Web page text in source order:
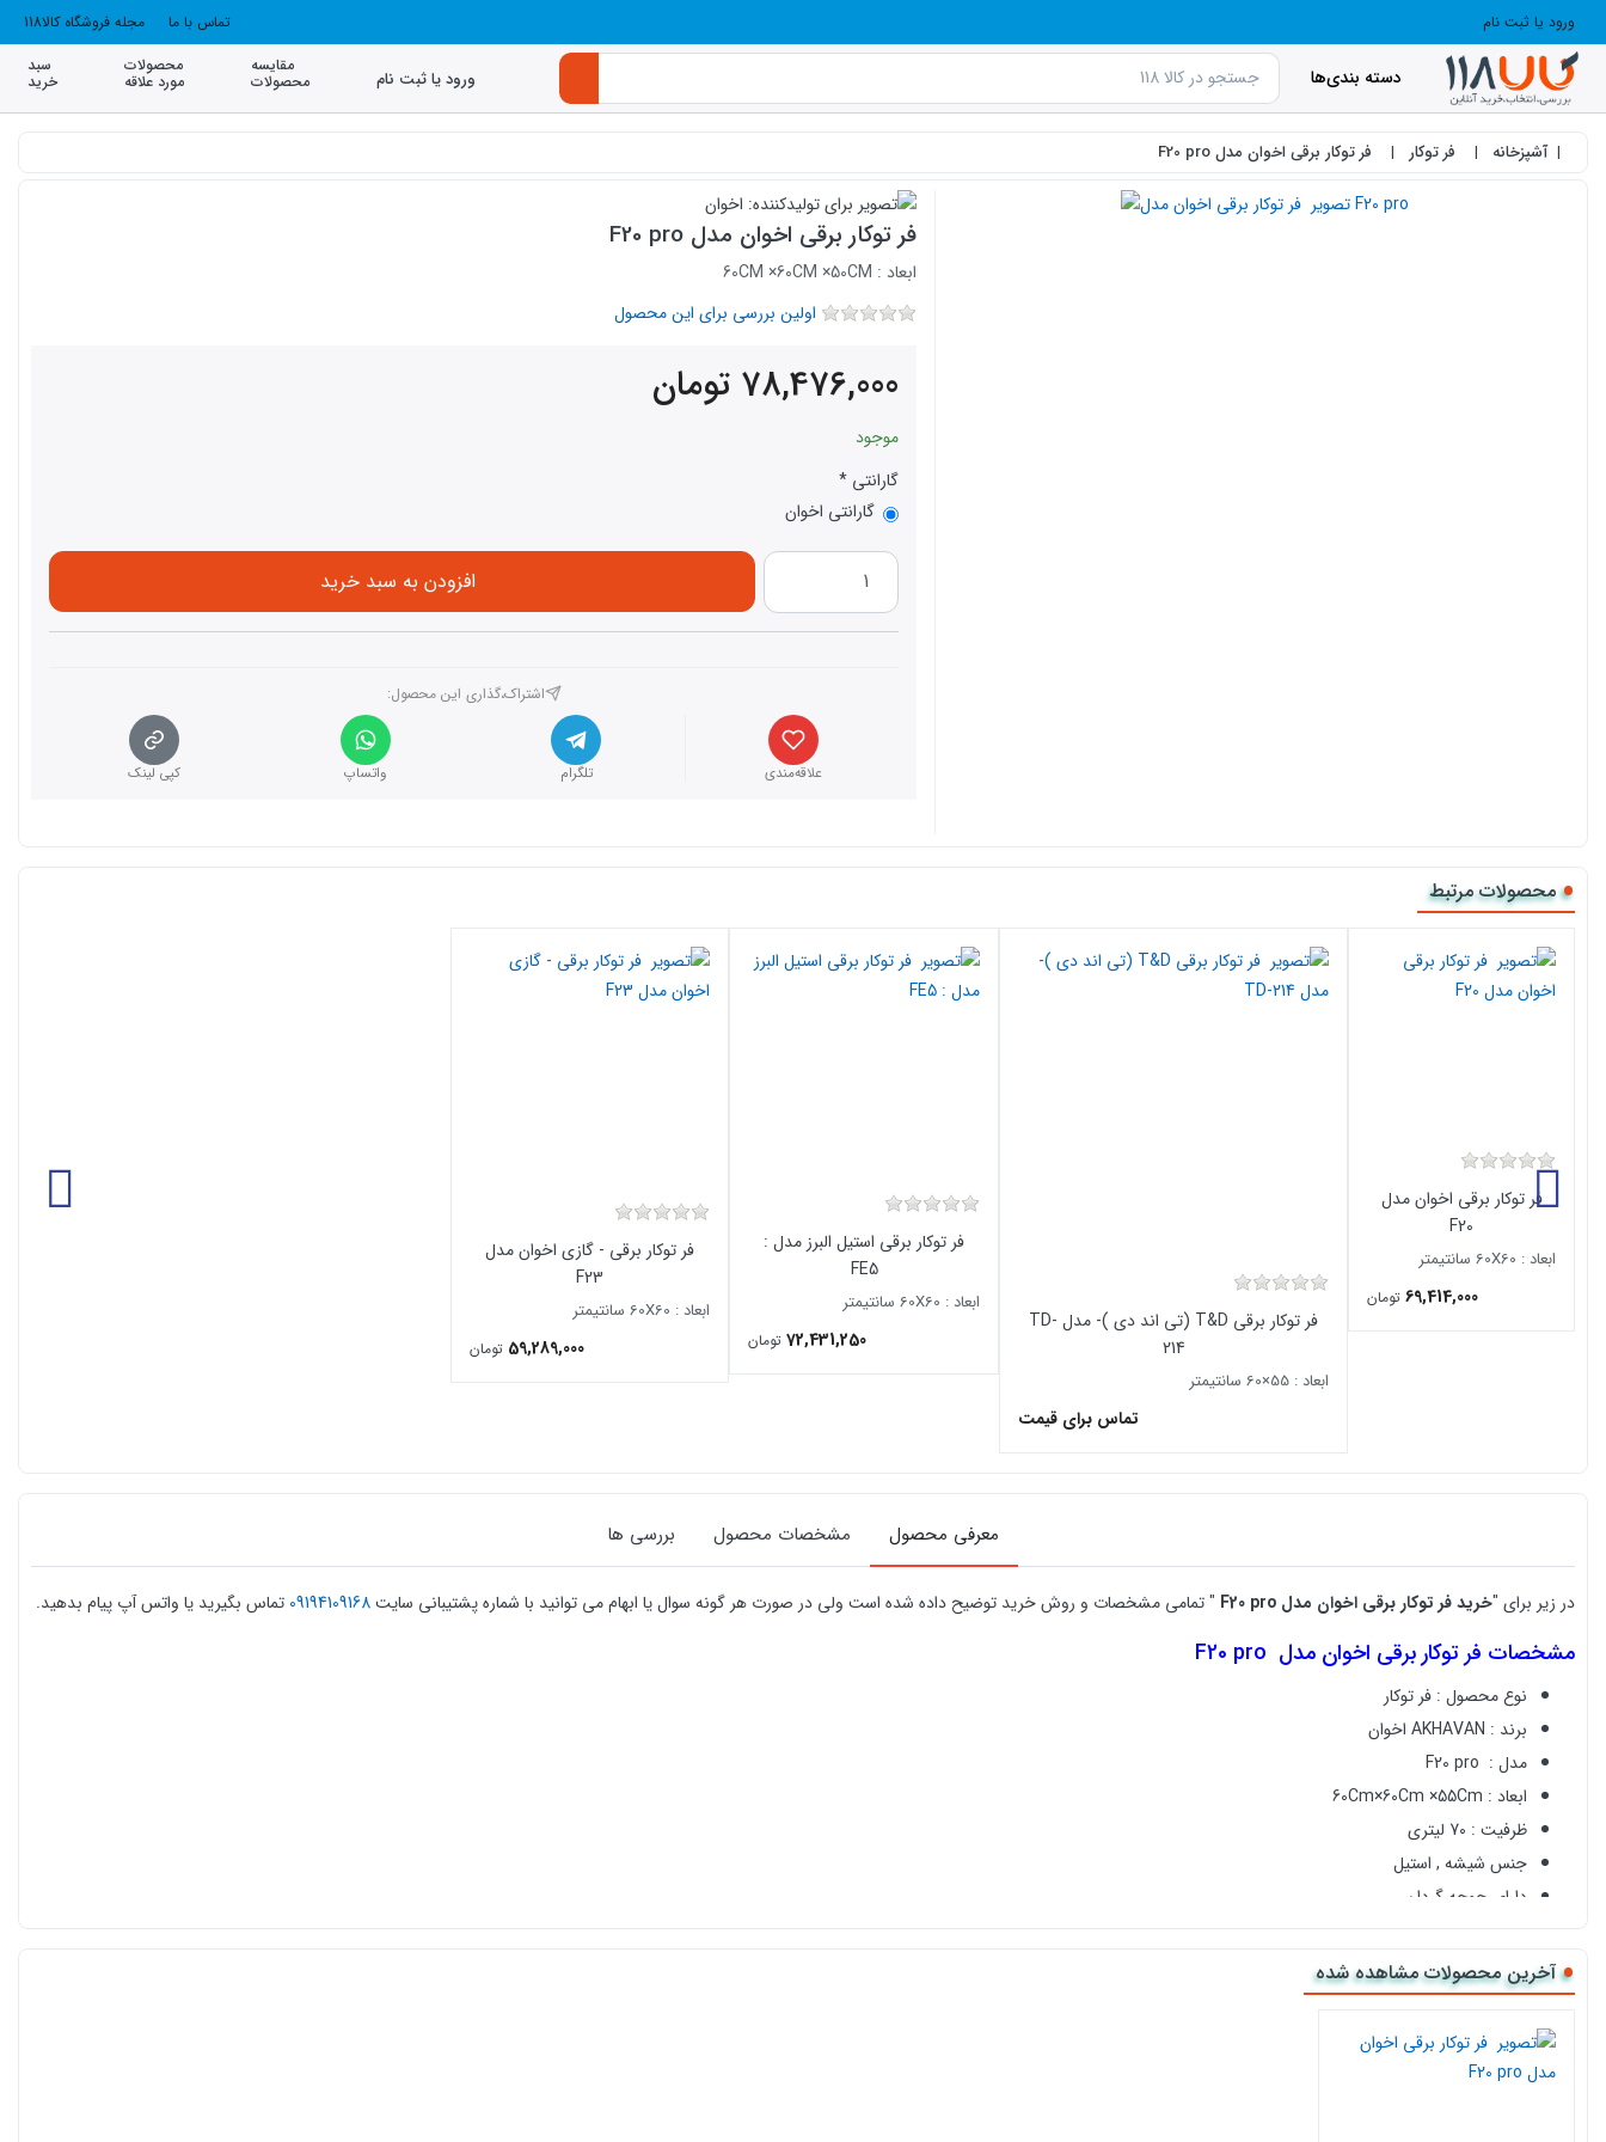
ورود یا ثبت نام تماس با ما مجله فروشگاه کالا118
دسته بندی‌ها ورود یا ثبت نام
مقایسه
محصولات
محصولات
مورد علاقه
سبد
خرید
آشپزخانه فر توکار فر توکار برقی اخوان مدل F20 pro
فر توکار برقی اخوان مدل F20 pro
ابعاد : 60CM ×60CM ×50CM
اولین بررسی برای این محصول
78,476,000 تومان
موجود
گارانتی
گارانتی اخوان
افزودن به سبد خرید
اشتراک،گذاری این محصول‌:
علاقه‌مندی تلگرام واتساپ کپی لینک
محصولات مرتبط
فر توکار برقی اخوان مدل
F20
ابعاد : 60X60 سانتیمتر
69,414,000 تومان
فر توکار برقی T&D (تی اند دی )- مدل TD-
214
ابعاد : 55×60 سانتیمتر
تماس برای قیمت
فر توکار برقی استیل البرز مدل :
FE5
ابعاد : 60X60 سانتیمتر
72,431,250 تومان
فر توکار برقی - گازی اخوان مدل
F23
ابعاد : 60X60 سانتیمتر
59,289,000 تومان
معرفی محصول مشخصات محصول بررسی ها
در زیر برای "خریدفر توکار برقی اخوان مدل " تمامی مشخصات و روش خرید توضیح داده شده است ولی در صورت هر گونه سوال یا ابهام می توانید با شماره پشتیبانی سایت09194109168 تماس بگیرید یا واتس آپ پیام بدهید.
مشخصات فر توکار برقی اخوان مدل F20 pro
نوع محصول : فر توکار
برند : AKHAVAN اخوان
مدل :
ابعاد : 60Cm×60Cm ×55Cm
ظرفیت : 70 لیتری
جنس شیشه , استیل
دارای جوجه گردان
دارای گریل
دارای شلف
دارای تایمر
دارای 4 المنت
آخرین محصولات مشاهده شده